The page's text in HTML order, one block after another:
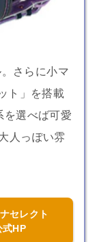
さらに小マ
ト」を搭載
を選べば可愛
人っぽい雰
セレクト
式HP